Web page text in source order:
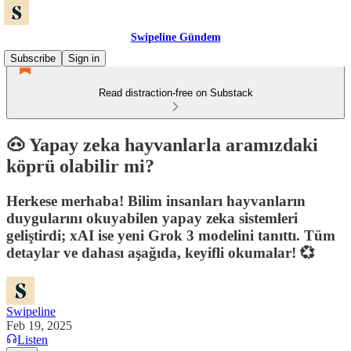
Swipeline Gündem
Subscribe
Sign in
Read distraction-free on Substack
🐽 Yapay zeka hayvanlarla aramızdaki
köprü olabilir mi?
Herkese merhaba! Bilim insanları hayvanların
duygularını okuyabilen yapay zeka sistemleri
geliştirdi; xAI ise yeni Grok 3 modelini tanıttı. Tüm
detaylar ve dahası aşağıda, keyifli okumalar! 💞
Swipeline
Feb 19, 2025
Listen